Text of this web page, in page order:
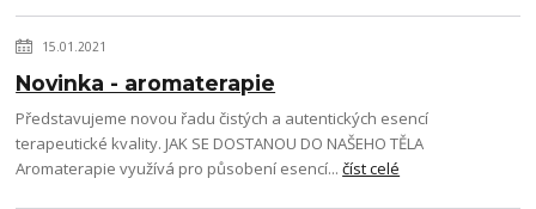
15.01.2021
Novinka - aromaterapie
Představujeme novou řadu čistých a autentických esencí
terapeutické kvality. JAK SE DOSTANOU DO NAŠEHO TĚLA
Aromaterapie využívá pro působení esencí...číst celé